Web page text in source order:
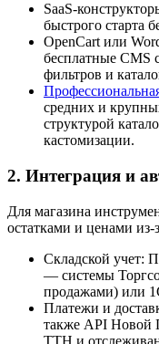
SaaS-
быстрого старта
OpenCart или
бесплатные CMS
фильтров и
средних и
структурой
кастомизации.
2. Интеграция и
Для магазина
остатками и ценами из-
Складской учет:
— системы
продажами) или
Платежи и
также API Новой
ТТН и